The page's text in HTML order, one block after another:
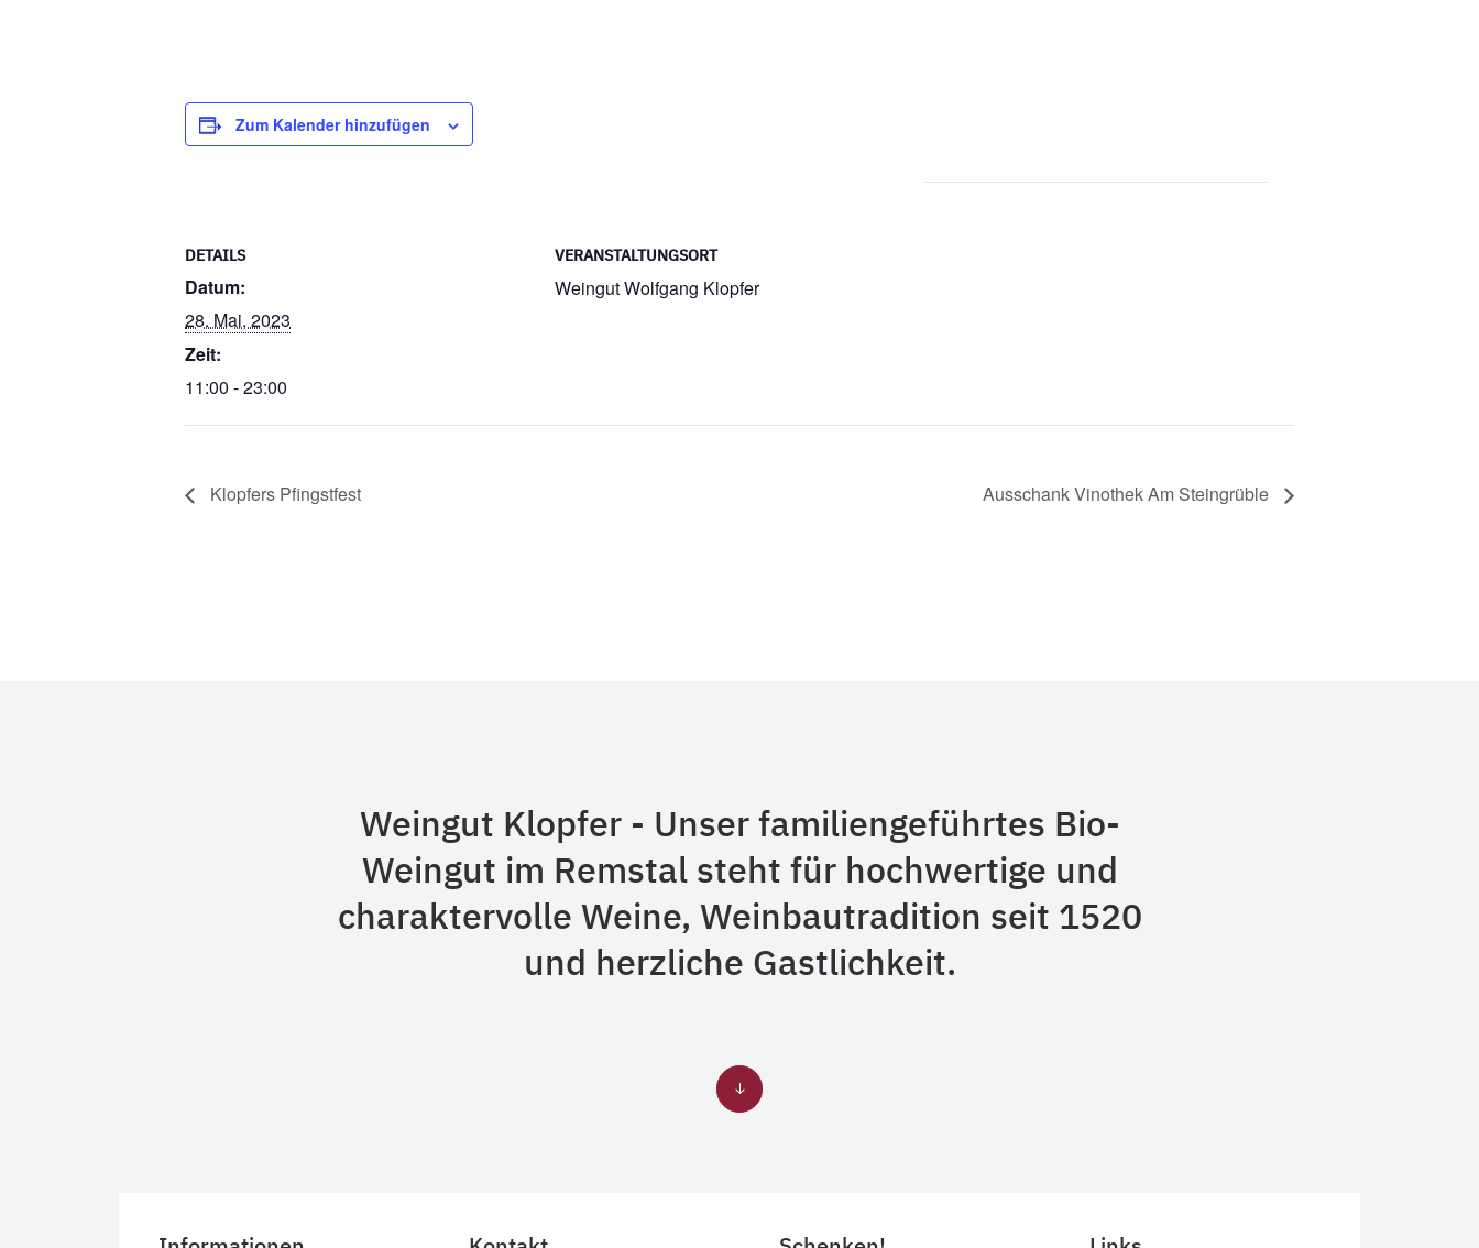
Zum Kalender hinzufügen
DETAILS
Datum:
28. Mai, 2023
Zeit:
11:00 - 23:00
VERANSTALTUNGSORT
Weingut Wolfgang Klopfer
Klopfers Pfingstfest Ausschank Vinothek Am Steingrüble
Weingut Klopfer - Unser familiengeführtes Bio-
Weingut im Remstal steht für hochwertige und
charaktervolle Weine, Weinbautradition seit 1520
und herzliche Gastlichkeit.